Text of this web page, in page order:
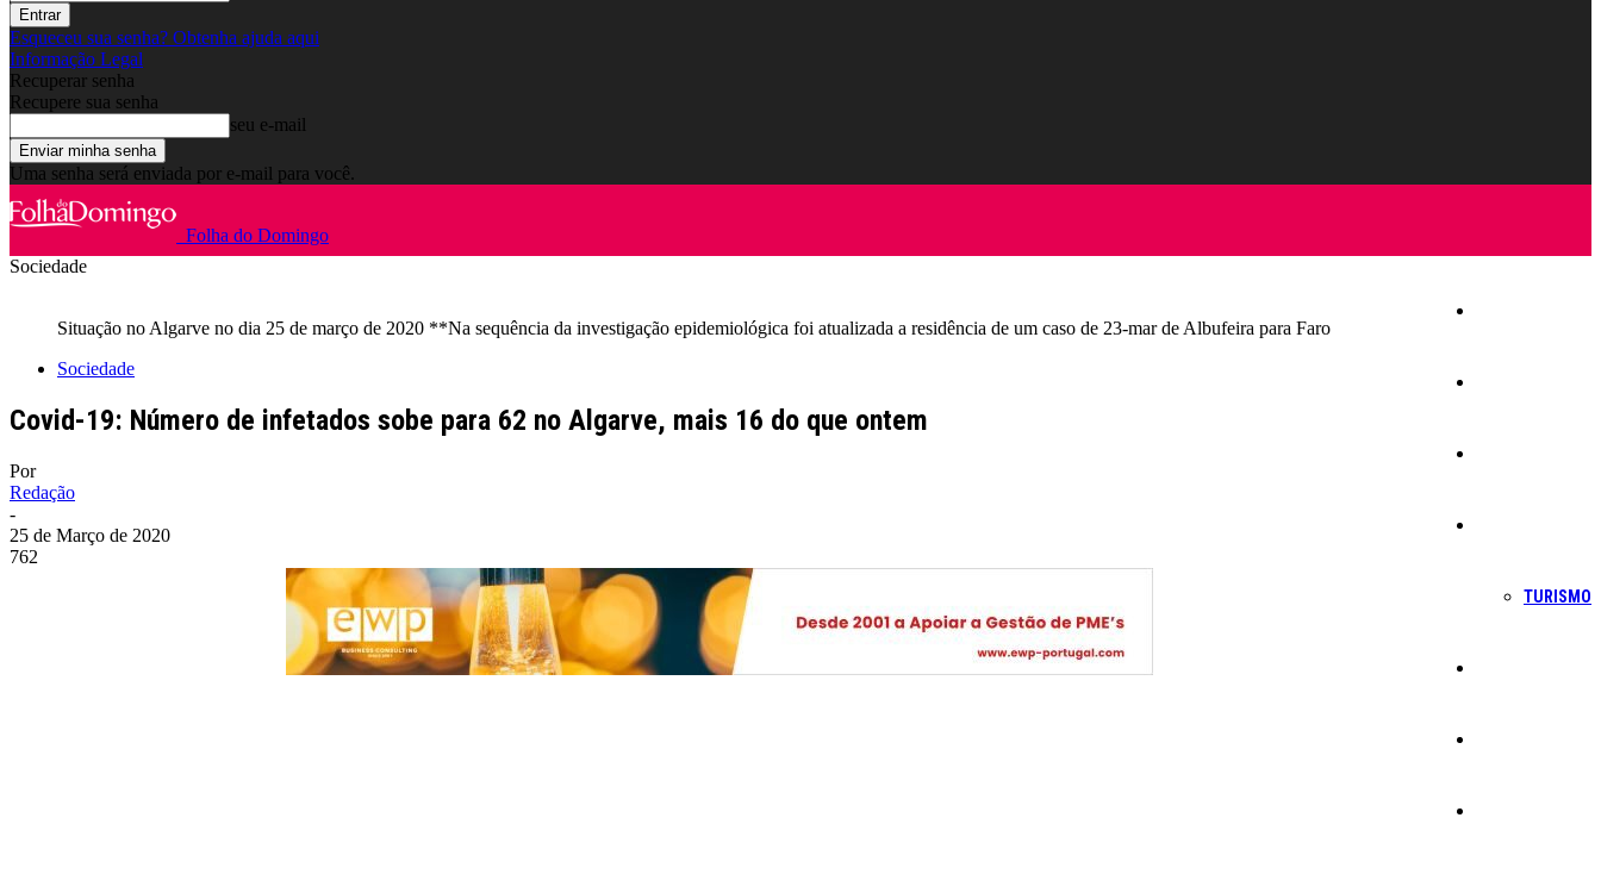
Esqueceu sua senha? Obtenha ajuda aqui
Informação Legal
Recuperar senha
Recupere sua senha
seu e-mail
Uma senha será enviada por e-mail para você.
Folha do Domingo
TURISMO
Sociedade
Situação no Algarve no dia 25 de março de 2020 **Na sequência da investigação epidemiológica foi atualizada a residência de um caso de 23-mar de Albufeira para Faro
Sociedade
Covid-19: Número de infetados sobe para 62 no Algarve, mais 16 do que ontem
Por
Redação
-
25 de Março de 2020
762